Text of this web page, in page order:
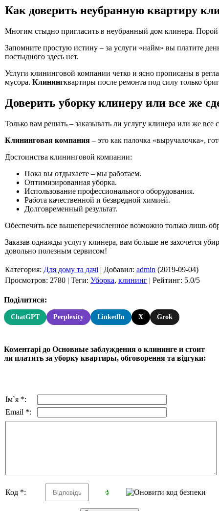
Как доверить неубранную квартиру
Многим стыдно пригласить в неубранный дом клинера. Порой
Запомните простую истину – за услуги «найм» вы платите
постыдного здесь нет.
Услуги клининговой компании четко и ясно прописаны в
мусора. Клинингквартиры после ремонта под силу только
Доверить уборку клинеру или все же
Только вам решать – заказывать ли услугу клинера или же
Клининговая компания – это как палочка «выручалочка»,
Достоинства клининговой компании:
Пока вы отдыхаете – мы работаем.
Оптимизированная уборка.
Использование профессионального оборудования.
Работа качественной и безвредной химией.
Долговременный результат.
Обеспечить все вышеперечисленное возможно только лишь
Заказав однажды услугу клинера, вам больше не захочется
довольно полезным сервисом!
Категория: Для дому та дачі | Добавил: admin (2019-09-04)
Просмотров: 2780 | Теги: Уборка, клининг | Рейтинг: 5.0/5
Поділитися:
ChatGPT Perplexity LinkedIn X Grok
Коментарі до Основные заблуждения о клининге и стоит
ли платить за уборку квартиры, обговорення та відгуки:
Ім`я *:
Email *:
Код *: